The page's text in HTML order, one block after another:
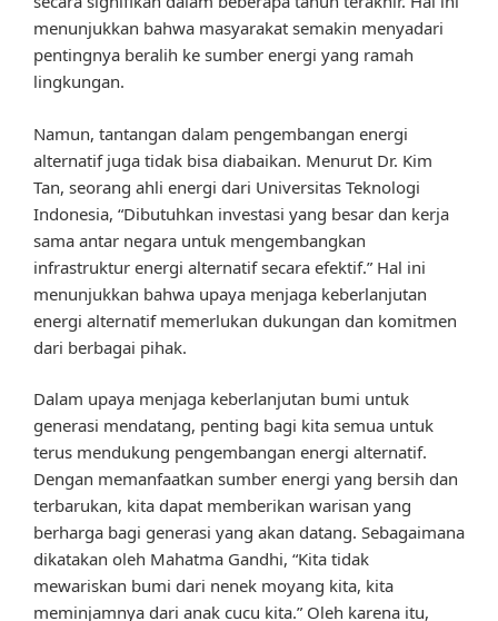
menunjukkan bahwa masyarakat semakin menyadari
pentingnya beralih ke sumber energi yang ramah
lingkungan.
Namun, tantangan dalam pengembangan energi
alternatif juga tidak bisa diabaikan. Menurut Dr. Kim
Tan, seorang ahli energi dari Universitas Teknologi
Indonesia, “Dibutuhkan investasi yang besar dan kerja
sama antar negara untuk mengembangkan
infrastruktur energi alternatif secara efektif.” Hal ini
menunjukkan bahwa upaya menjaga keberlanjutan
energi alternatif memerlukan dukungan dan komitmen
dari berbagai pihak.
Dalam upaya menjaga keberlanjutan bumi untuk
generasi mendatang, penting bagi kita semua untuk
terus mendukung pengembangan energi alternatif.
Dengan memanfaatkan sumber energi yang bersih dan
terbarukan, kita dapat memberikan warisan yang
berharga bagi generasi yang akan datang. Sebagaimana
dikatakan oleh Mahatma Gandhi, “Kita tidak
mewariskan bumi dari nenek moyang kita, kita
meminjamnya dari anak cucu kita.” Oleh karena itu,